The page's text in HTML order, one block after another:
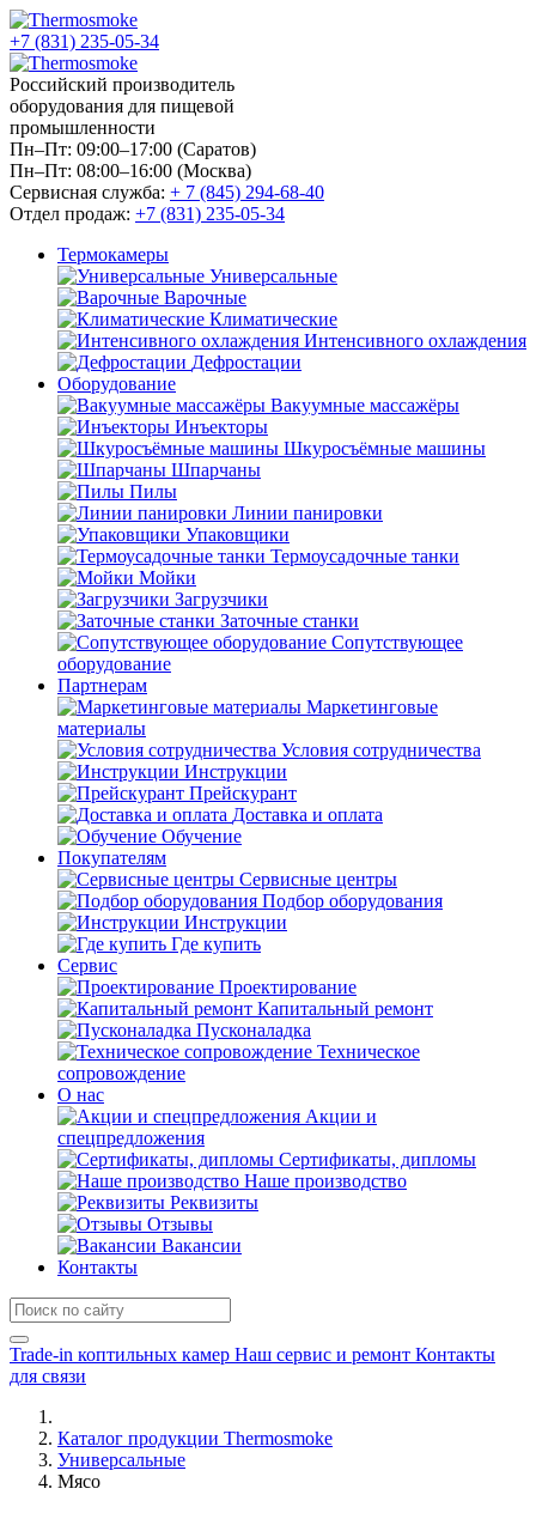
+7 (831) 235-05-34
Российский производитель
оборудования для пищевой
промышленности
Пн–Пт: 09:00–17:00 (Саратов)
Пн–Пт: 08:00–16:00 (Москва)
Сервисная служба: + 7 (845) 294-68-40
Отдел продаж: +7 (831) 235-05-34
Термокамеры
Универсальные
Варочные
Климатические
Интенсивного охлаждения
Дефростации
Оборудование
Вакуумные массажёры
Инъекторы
Шкуросъёмные машины
Шпарчаны
Пилы
Линии панировки
Упаковщики
Термоусадочные танки
Мойки
Загрузчики
Заточные станки
Сопутствующее
оборудование
Партнерам
Маркетинговые
материалы
Условия сотрудничества
Инструкции
Прейскурант
Доставка и оплата
Обучение
Покупателям
Сервисные центры
Подбор оборудования
Инструкции
Где купить
Сервис
Проектирование
Капитальный ремонт
Пусконаладка
Техническое
сопровождение
О нас
Акции и
спецпредложения
Сертификаты, дипломы
Наше производство
Реквизиты
Отзывы
Вакансии
Контакты
Trade-in коптильных камер Наш сервис и ремонт Контакты
для связи
Каталог продукции Thermosmoke
Универсальные
Мясо